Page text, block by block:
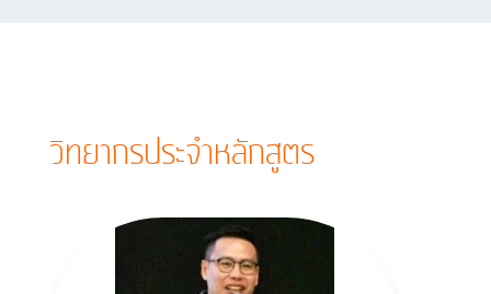
วิทยากรประจำหลักสูตร